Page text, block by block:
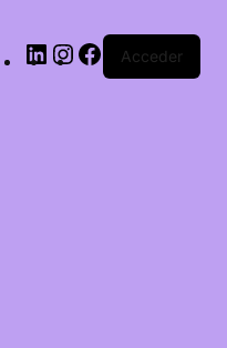
Acceder